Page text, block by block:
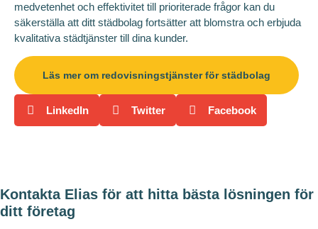
medvetenhet och effektivitet till prioriterade frågor kan du
säkerställa att ditt städbolag fortsätter att blomstra och erbjuda
kvalitativa städtjänster till dina kunder.
Läs mer om redovisningstjänster för städbolag
LinkedIn Twitter Facebook
Kontakta Elias för att hitta bästa lösningen för
ditt företag